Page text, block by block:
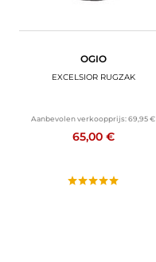
OGIO
EXCELSIOR RUGZAK
Aanbevolen verkoopprijs:69,95 €
65,00 €